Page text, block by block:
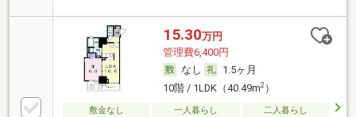
15.30万円
管理費6,400円
なし
1.5ヶ月
10階 / 1LDK（40.49m2）
敷金なし 一人暮らし
二人暮らし